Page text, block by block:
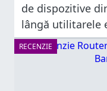
de dispozitive
lângă utilitarele
7 ori alte
și o secțiune
RECENZIE